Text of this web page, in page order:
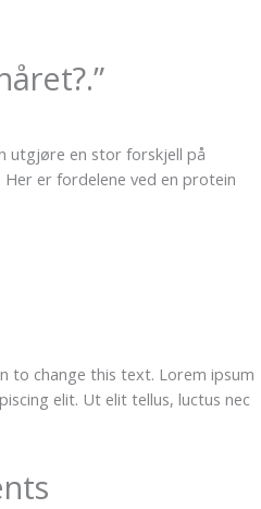
utgjøre en stor forskjell på
er fordelene ved en protein
to change this text. Lorem ipsum
elit. Ut elit tellus, luctus nec